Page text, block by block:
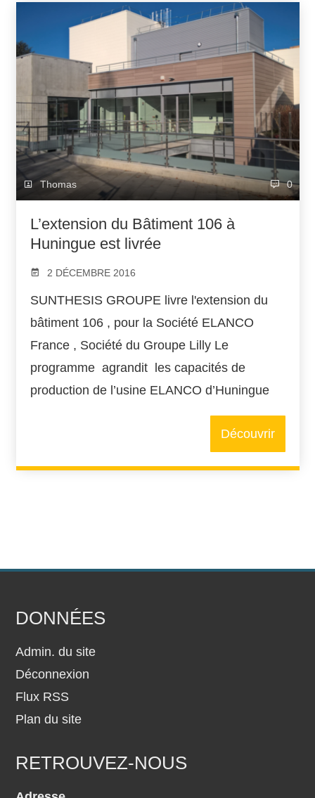
Thomas 0
L’extension du Bâtiment 106 à
Huningue est livrée
2 DÉCEMBRE 2016
SUNTHESIS GROUPE livre l'extension du
bâtiment 106 , pour la Société ELANCO
France , Société du Groupe Lilly Le
programme agrandit les capacités de
production de l’usine ELANCO d’Huningue
Découvrir
DONNÉES
Admin. du site
Déconnexion
Flux RSS
Plan du site
RETROUVEZ-NOUS